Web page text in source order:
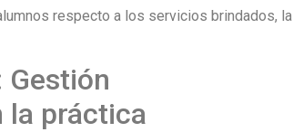
respecto a los servicios brindados, la
Gestión
la práctica